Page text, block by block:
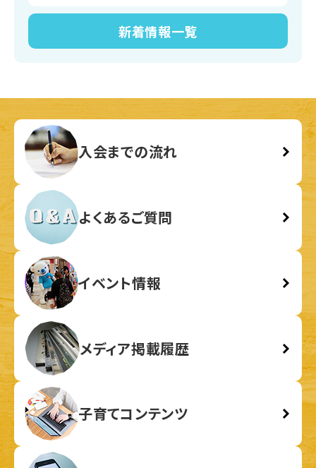
新着情報一覧
入会までの流れ
よくあるご質問
イベント情報
メディア掲載履歴
子育てコンテンツ